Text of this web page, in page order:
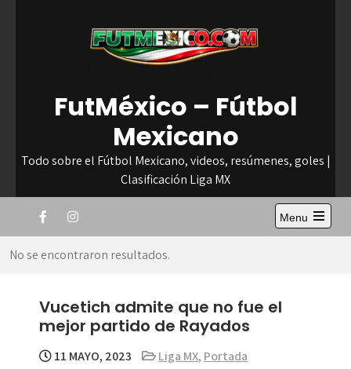
FutMéxico – Fútbol
Mexicano
Todo sobre el Fútbol Mexicano, videos, resúmenes, goles |
Clasificación Liga MX
Menu
Open
No se encontraron resultados.
Vucetich admite que no fue el
mejor partido de Rayados
11 MAYO, 2023 Liga MX, Portada